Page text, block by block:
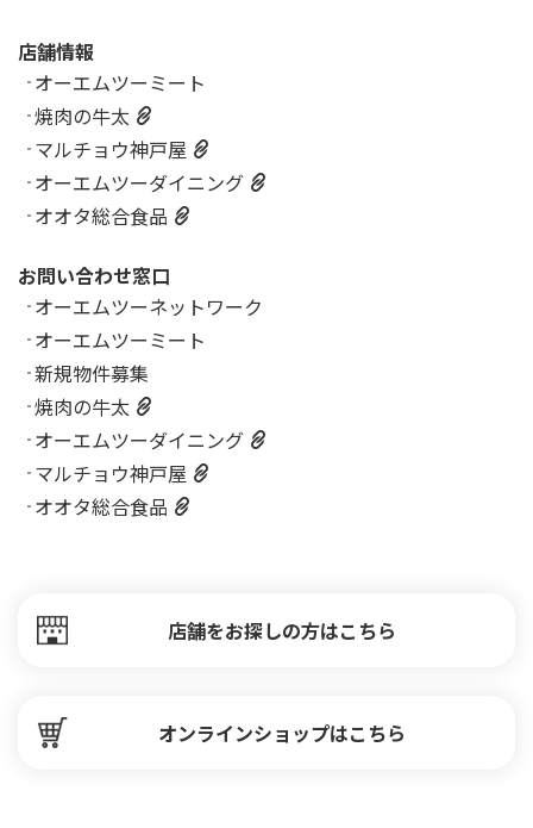
店舗情報
オーエムツーミート
焼肉の牛太
マルチョウ神戸屋
オーエムツーダイニング
オオタ総合食品
お問い合わせ窓口
オーエムツーネットワーク
オーエムツーミート
新規物件募集
焼肉の牛太
オーエムツーダイニング
マルチョウ神戸屋
オオタ総合食品
店舗をお探しの方はこちら
オンラインショップはこちら